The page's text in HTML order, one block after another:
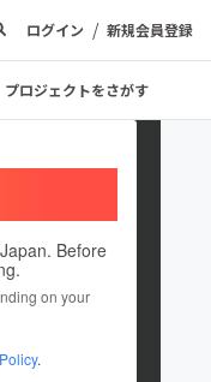
ログイン / 新規会員登録
プロジェクトをさがす
Before
on your
.
投稿しています